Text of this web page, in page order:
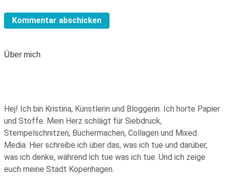
Über mich
Hej! Ich bin Kristina, Künstlerin und Bloggerin. Ich horte Papier
und Stoffe. Mein Herz schlägt für Siebdruck,
Stempelschnitzen, Büchermachen, Collagen und Mixed
Media. Hier schreibe ich über das, was ich tue und darüber,
was ich denke, während ich tue was ich tue. Und ich zeige
euch meine Stadt Kopenhagen.